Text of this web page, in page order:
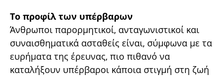
Το προφίλ των υπέρβαρων
Άνθρωποι παρορμητικοί, ανταγωνιστικοί και
συναισθηματικά ασταθείς είναι, σύμφωνα με τα
ευρήματα της έρευνας, πιο πιθανό να
καταλήξουν υπέρβαροι κάποια στιγμή στη ζωή